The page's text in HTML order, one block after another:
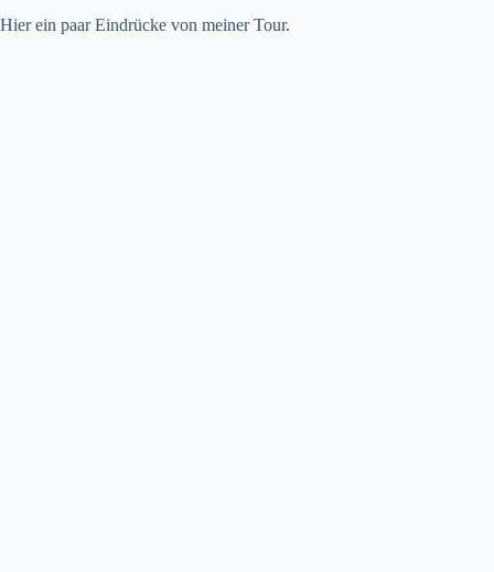
Hier ein paar Eindrücke von meiner Tour.